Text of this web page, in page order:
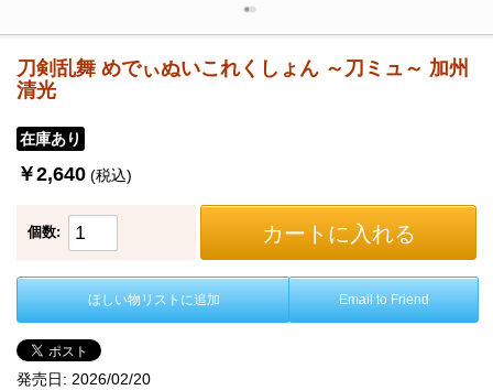
刀剣乱舞 めでぃぬいこれくしょん ～刀ミュ～ 加州
清光
在庫あり
￥2,640 (税込)
個数: カートに入れる
ほしい物リストに追加 Email to Friend
発売日: 2026/02/20